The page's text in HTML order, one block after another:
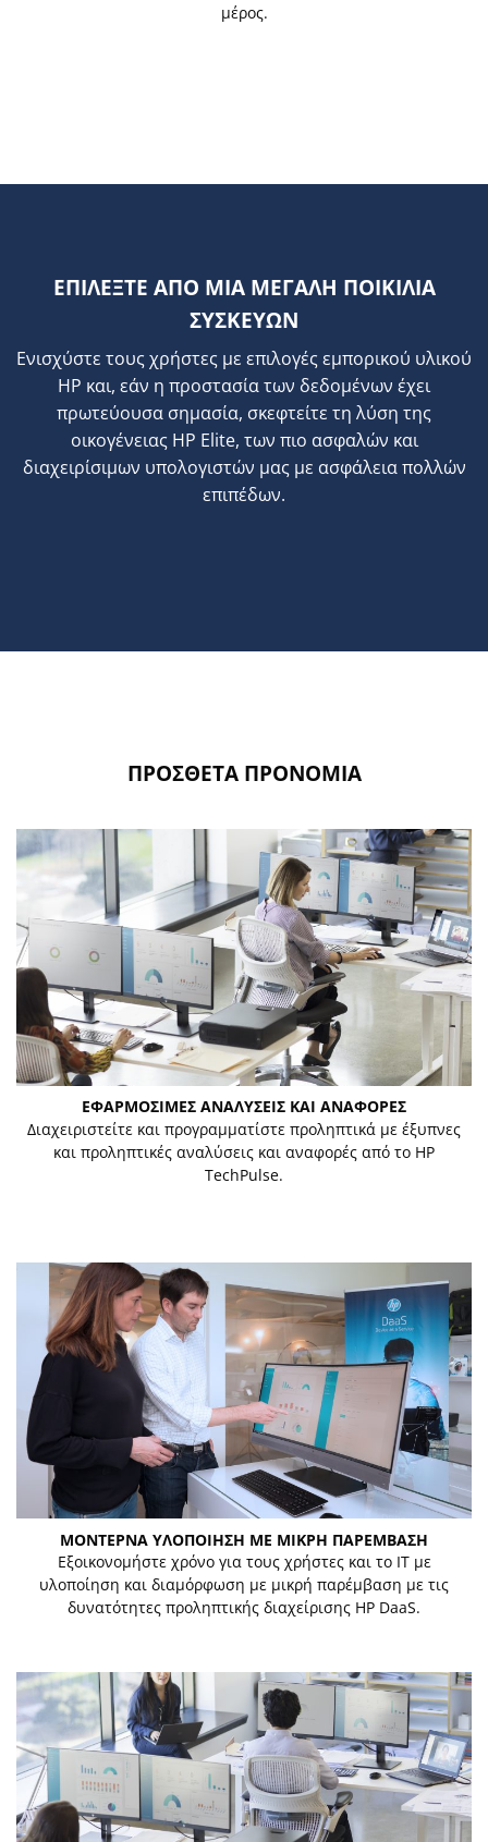
μέρος.
ΕΠΙΛΕΞΤΕ ΑΠΟ ΜΙΑ ΜΕΓΑΛΗ ΠΟΙΚΙΛΙΑ
ΣΥΣΚΕΥΩΝ
Ενισχύστε τους χρήστες με επιλογές εμπορικού υλικού
HP και, εάν η προστασία των δεδομένων έχει
πρωτεύουσα σημασία, σκεφτείτε τη λύση της
οικογένειας HP Elite, των πιο ασφαλών και
διαχειρίσιμων υπολογιστών μας με ασφάλεια πολλών
επιπέδων.
ΠΡΟΣΘΕΤΑ ΠΡΟΝΟΜΙΑ
ΕΦΑΡΜΟΣΙΜΕΣ ΑΝΑΛΥΣΕΙΣ ΚΑΙ ΑΝΑΦΟΡΕΣ
Διαχειριστείτε και προγραμματίστε προληπτικά με έξυπνες
και προληπτικές αναλύσεις και αναφορές από το HP
TechPulse.
ΜΟΝΤΕΡΝΑ ΥΛΟΠΟΙΗΣΗ ΜΕ ΜΙΚΡΗ ΠΑΡΕΜΒΑΣΗ
Εξοικονομήστε χρόνο για τους χρήστες και το IT με
υλοποίηση και διαμόρφωση με μικρή παρέμβαση με τις
δυνατότητες προληπτικής διαχείρισης HP DaaS.